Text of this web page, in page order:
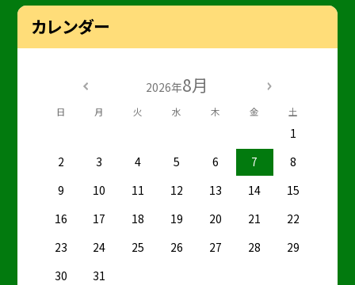
カレンダー
2026年8月
日 月 火 水 木 金 土
1
2
3 4 5 6 7
8
9
10 11 12 13 14
15
16
17 18 19 20 21
22
23
24 25 26 27 28
29
30
31